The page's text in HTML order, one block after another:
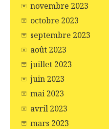
novembre 2023
octobre 2023
septembre 2023
août 2023
juillet 2023
juin 2023
mai 2023
avril 2023
mars 2023